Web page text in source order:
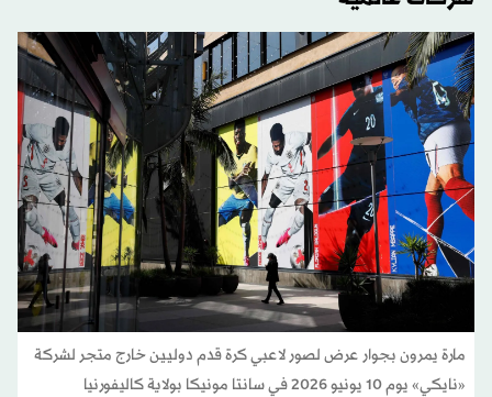
مارة يمرون بجوار عرض لصور لاعبي كرة قدم دوليين خارج متجر لشركة
«نايكي» يوم 10 يونيو 2026 في سانتا مونيكا بولاية كاليفورنيا